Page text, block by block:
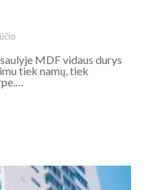
MDF vidaus durys
tiek namų, tiek